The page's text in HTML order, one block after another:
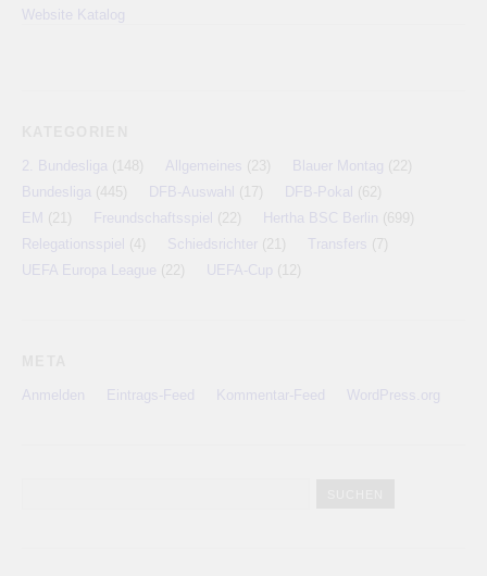
Website Katalog
2. Bundesliga (148) Allgemeines (23) Blauer Montag (22)
Bundesliga (445) DFB-Auswahl (17) DFB-Pokal (62)
EM (21) Freundschaftsspiel (22) Hertha BSC Berlin (699)
Relegationsspiel (4) Schiedsrichter (21) Transfers (7)
UEFA Europa League (22) UEFA-Cup (12)
Anmelden Eintrags-Feed Kommentar-Feed WordPress.org